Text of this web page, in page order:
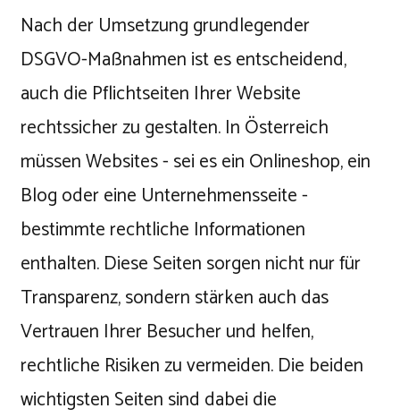
Nach der Umsetzung grundlegender
DSGVO-Maßnahmen ist es entscheidend,
auch die Pflichtseiten Ihrer Website
rechtssicher zu gestalten. In Österreich
müssen Websites - sei es ein Onlineshop, ein
Blog oder eine Unternehmensseite -
bestimmte rechtliche Informationen
enthalten. Diese Seiten sorgen nicht nur für
Transparenz, sondern stärken auch das
Vertrauen Ihrer Besucher und helfen,
rechtliche Risiken zu vermeiden. Die beiden
wichtigsten Seiten sind dabei die